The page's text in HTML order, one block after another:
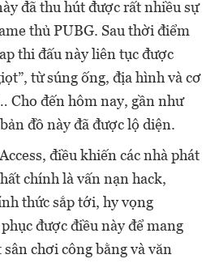
đã thu hút được rất nhiều sự
thủ PUBG. Sau thời điểm
thi đấu này liên tục được
từ súng ống, địa hình và cơ
Cho đến hôm nay, gần như
đồ này đã được lộ diện.
điều khiến các nhà phát
chính là vấn nạn hack,
thức sắp tới, hy vọng
được điều này để mang
chơi công bằng và văn